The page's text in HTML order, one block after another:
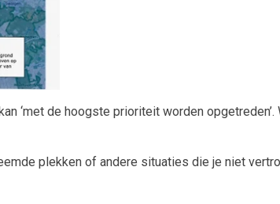
‘met de hoogste prioriteit worden
plekken of andere situaties die je niet